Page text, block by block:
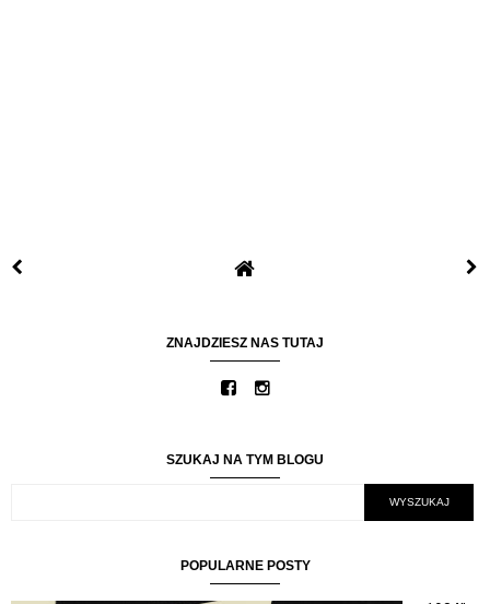
ZNAJDZIESZ NAS TUTAJ
SZUKAJ NA TYM BLOGU
POPULARNE POSTY